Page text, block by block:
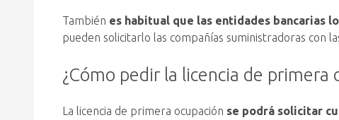
También es habitual que las entidades bancarias
pueden solicitarlo las compañías suministradoras con
¿Cómo pedir la licencia de primera
La licencia de primera ocupación se podrá solicitar